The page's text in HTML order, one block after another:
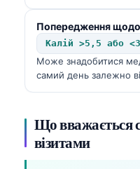
Попередження щодо
Калій >5,5 або
Може знадобитися
самий день залежно
Що вважається
візитами